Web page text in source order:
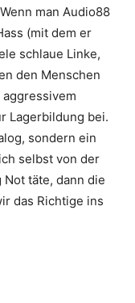
man Audio88
(mit dem er
schlaue Linke,
den Menschen
Lager­bildung bei.
sondern ein
selbst von der
täte, dann die
das Richtige ins